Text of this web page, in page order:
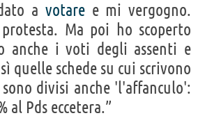
a votaree mi vergogno.
Ma poi ho scoperto
anche i voti degli assenti e
quelle schede su cui scrivono
divisi anche 'l'affanculo':
al Pds eccetera.”